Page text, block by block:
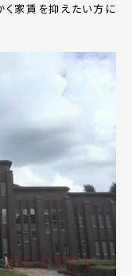
く家賃を抑えたい方に